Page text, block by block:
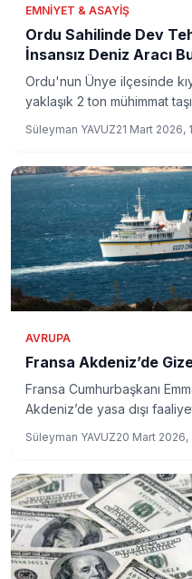
EMNIYET & ASAYIŞ
Ordu Sahilinde Dev
İnsansız Deniz Aracı
Ordu'nun Ünye ilçesinde
yaklaşık 2 ton mühimmat
ortaya çıkıyor.
Süleyman YAVUZ21 Mart 2026,
AVRUPA
Fransa Akdeniz’de
Fransa Cumhurbaşkanı
Akdeniz’de yasa dışı
delmek amacıyla kullanılan
Süleyman YAVUZ20 Mart 2026,